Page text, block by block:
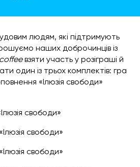
людям, які підтримують
наших доброчинців із
взяти участь у розіграші й
один із трьох комплектів: гра
«Ілюзія свободи»
свободи»
свободи»
свободи»